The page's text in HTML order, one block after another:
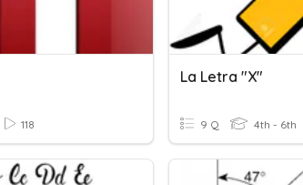
118
La Letra "X"
9 Q 4th - 6th